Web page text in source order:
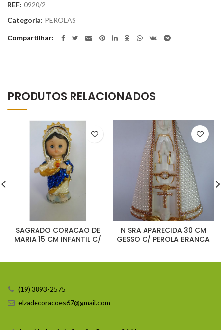
REF: 0920/2
Categoria: PEROLAS
Compartilhar
PRODUTOS RELACIONADOS
SAGRADO CORACAO DE
MARIA 15 CM INFANTIL C/
N SRA APARECIDA 30 CM
GESSO C/ PEROLA BRANCA
(19) 3893-2575
elzadecoracoes67@gmail.com